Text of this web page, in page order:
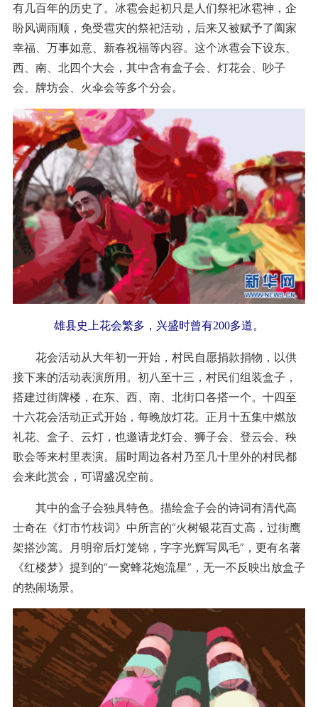
有几百年的历史了。冰雹会起初只是人们祭祀冰雹神，企
盼风调雨顺，免受雹灾的祭祀活动，后来又被赋予了阖家
幸福、万事如意、新春祝福等内容。这个冰雹会下设东、
西、南、北四个大会，其中含有盒子会、灯花会、吵子
会、牌坊会、火伞会等多个分会。
雄县史上花会繁多，兴盛时曾有200多道。
花会活动从大年初一开始，村民自愿捐款捐物，以供
接下来的活动表演所用。初八至十三，村民们组装盒子，
搭建过街牌楼，在东、西、南、北街口各搭一个。十四至
十六花会活动正式开始，每晚放灯花。正月十五集中燃放
礼花、盒子、云灯，也邀请龙灯会、狮子会、登云会、秧
歌会等来村里表演。届时周边各村乃至几十里外的村民都
会来此赏会，可谓盛况空前。
其中的盒子会独具特色。描绘盒子会的诗词有清代高
士奇在《灯市竹枝词》中所言的“火树银花百丈高，过街鹰
架搭沙篙。月明帘后灯笼锦，字字光辉写凤毛”，更有名著
《红楼梦》提到的“一窝蜂花炮流星”，无一不反映出放盒子
的热闹场景。